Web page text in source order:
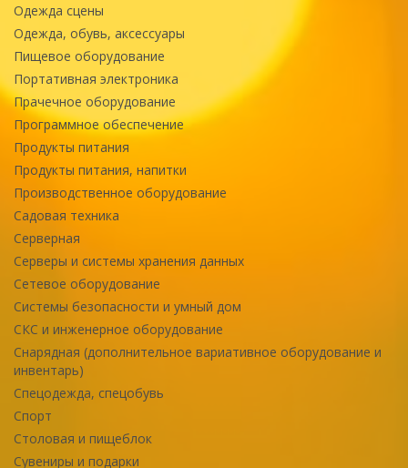
Одежда сцены
Одежда, обувь, аксессуары
Пищевое оборудование
Портативная электроника
Прачечное оборудование
Программное обеспечение
Продукты питания
Продукты питания, напитки
Производственное оборудование
Садовая техника
Серверная
Серверы и системы хранения данных
Сетевое оборудование
Системы безопасности и умный дом
СКС и инженерное оборудование
Снарядная (дополнительное вариативное оборудование и
инвентарь)
Спецодежда, спецобувь
Спорт
Столовая и пищеблок
Сувениры и подарки